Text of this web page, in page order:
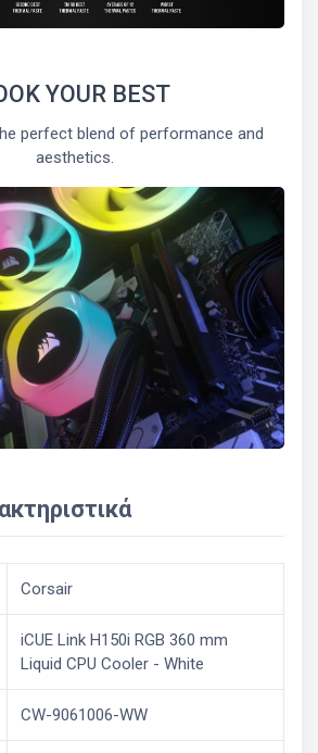
YOUR BEST
perfect blend of performance and
aesthetics.
Corsair
iCUE Link H150i RGB 360 mm
Liquid CPU Cooler - White
CW-9061006-WW